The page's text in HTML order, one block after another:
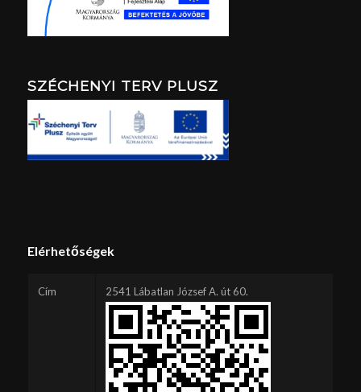
SZÉCHENYI TERV PLUSZ
Elérhetőségek
Cím 2541 Lábatlan József A. út 60.